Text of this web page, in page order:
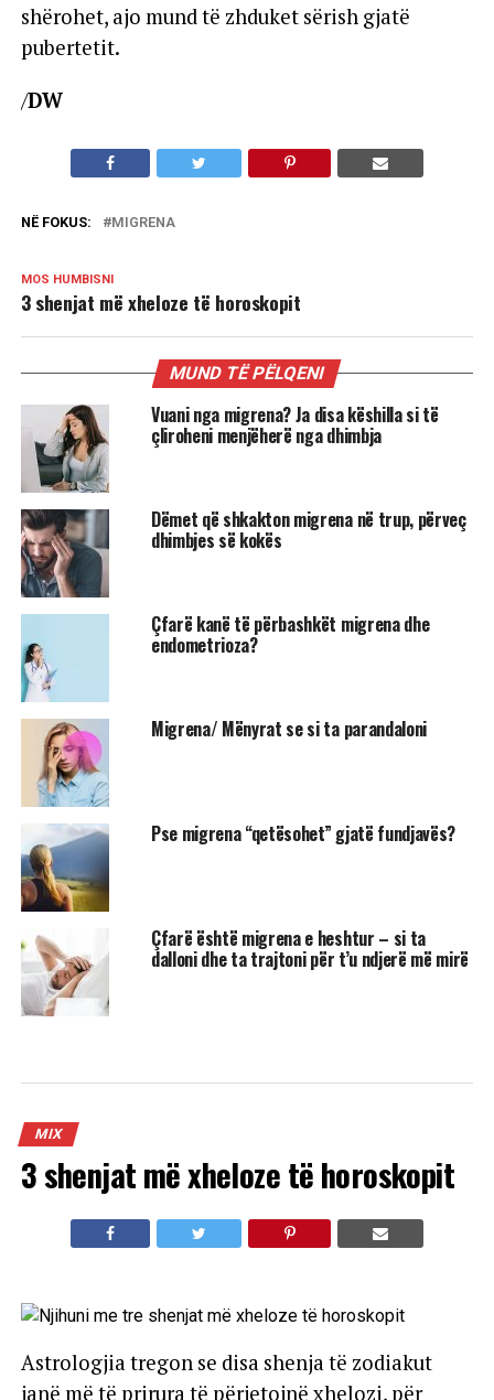
shërohet, ajo mund të zhduket sërish gjatë
pubertetit.
/DW
NË FOKUS: MIGRENA
MOS HUMBISNI
3 shenjat më xheloze të horoskopit
MUND TË PËLQENI
Vuani nga migrena? Ja disa këshilla si të
çliroheni menjëherë nga dhimbja
Dëmet që shkakton migrena në trup, përveç
dhimbjes së kokës
Çfarë kanë të përbashkët migrena dhe
endometrioza?
Migrena/ Mënyrat se si ta parandaloni
Pse migrena “qetësohet” gjatë fundjavës?
Çfarë është migrena e heshtur – si ta
dalloni dhe ta trajtoni për t’u ndjerë më mirë
MIX
3 shenjat më xheloze të horoskopit
Astrologjia tregon se disa shenja të zodiakut
janë më të prirura të përjetojnë xhelozi, për